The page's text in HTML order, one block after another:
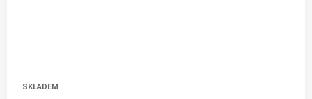
SKLADEM